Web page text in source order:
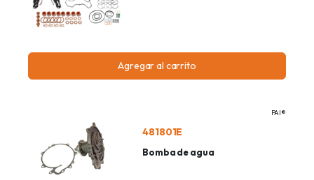
Agregar al carrito
PAI®
481801E
Bomba de agua